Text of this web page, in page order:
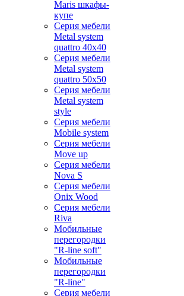
Maris шкафы-
купе
Серия мебели
Metal system
quattro 40x40
Серия мебели
Metal system
quattro 50x50
Серия мебели
Metal system
style
Серия мебели
Mobile system
Серия мебели
Move up
Серия мебели
Nova S
Серия мебели
Onix Wood
Серия мебели
Riva
Мобильные
перегородки
"R-line soft"
Мобильные
перегородки
"R-line"
Серия мебели